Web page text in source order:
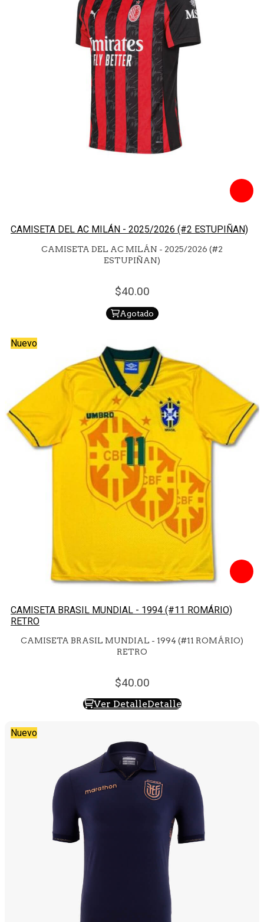
CAMISETA DEL AC MILÁN - 2025/2026 (#2 ESTUPIÑAN)
CAMISETA DEL AC MILÁN - 2025/2026 (#2
ESTUPIÑAN)
40.00
Agotado
Nuevo
CAMISETA BRASIL MUNDIAL - 1994 (#11 ROMÁRIO)
RETRO
CAMISETA BRASIL MUNDIAL - 1994 (#11 ROMÁRIO)
RETRO
40.00
Ver DetalleDetalle
Nuevo